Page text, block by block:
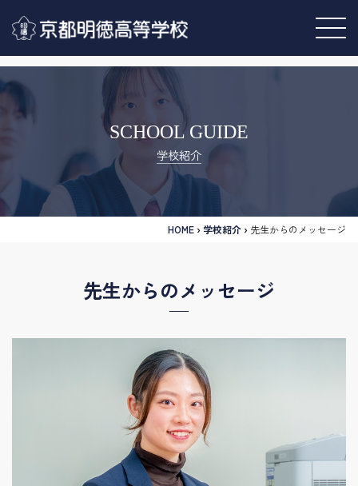
SCHOOL GUIDE
学校紹介
HOME › 学校紹介 › 先生からのメッセージ
先生からのメッセージ